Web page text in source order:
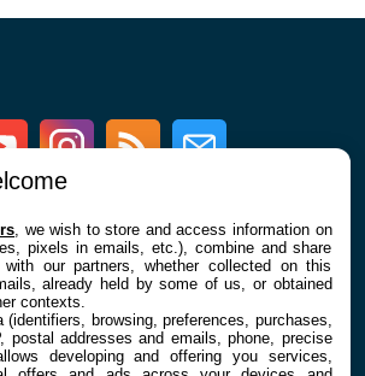
Youtube InstagramRSS Newsletter
À PROPOS
La rédaction
Contact
, we wish to store and access information on
pixels in emails, etc.), combine and share
our partners, whether collected on this
already held by some of us, or obtained
contexts.
browsing, preferences, purchases,
postal addresses and emails, phone, precise
developing and offering you services,